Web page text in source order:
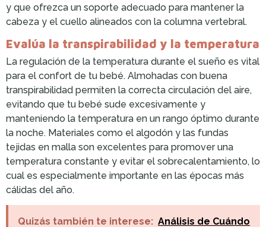
y que ofrezca un soporte adecuado para mantener la
cabeza y el cuello alineados con la columna vertebral.
Evalúa la transpirabilidad y la temperatura
La regulación de la temperatura durante el sueño es vital
para el confort de tu bebé. Almohadas con buena
transpirabilidad permiten la correcta circulación del aire,
evitando que tu bebé sude excesivamente y
manteniendo la temperatura en un rango óptimo durante
la noche. Materiales como el algodón y las fundas
tejidas en malla son excelentes para promover una
temperatura constante y evitar el sobrecalentamiento, lo
cual es especialmente importante en las épocas más
cálidas del año.
Quizás también te interese: Análisis de Cuándo